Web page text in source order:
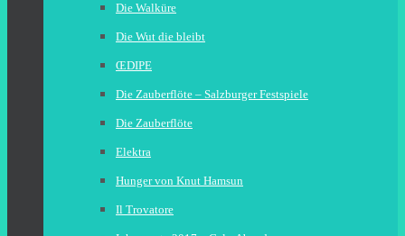
Die Walküre
Die Wut die bleibt
ŒDIPE
Die Zauberflöte – Salzburger Festspiele
Die Zauberflöte
Elektra
Hunger von Knut Hamsun
Il Trovatore